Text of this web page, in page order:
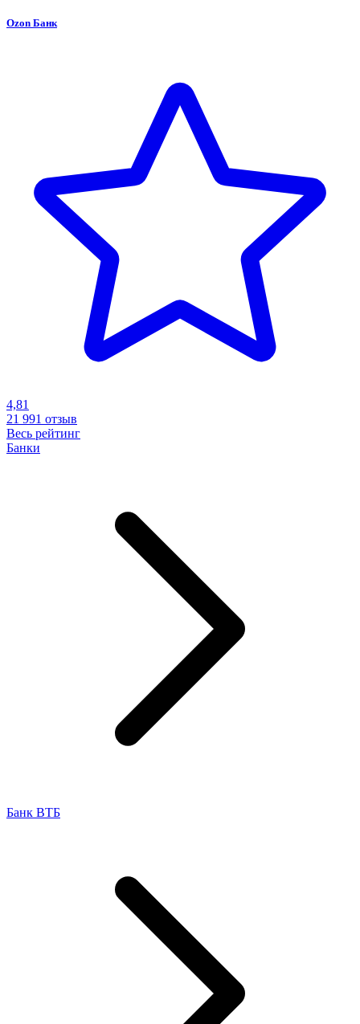
Ozon Банк
4,81
21 991 отзыв
Весь рейтинг
Банки
Банк ВТБ